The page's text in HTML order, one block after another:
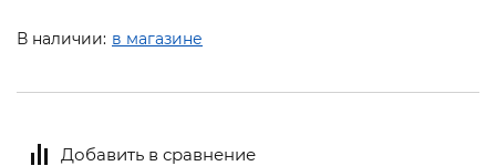
В наличии: в магазине
Добавить в сравнение